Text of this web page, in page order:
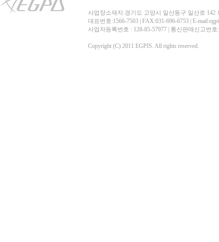
사업장소재지:경기도 고양시 일산동구 일산로
대표번호:1566-7503 | FAX:031-696-6753 | E-
사업자등록번호 : 128-85-57977 | 통신판매신고번
Copyright (C) 2011 EGPIS. All rights reserved.